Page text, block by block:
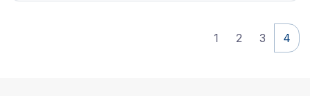
1 2 3 4